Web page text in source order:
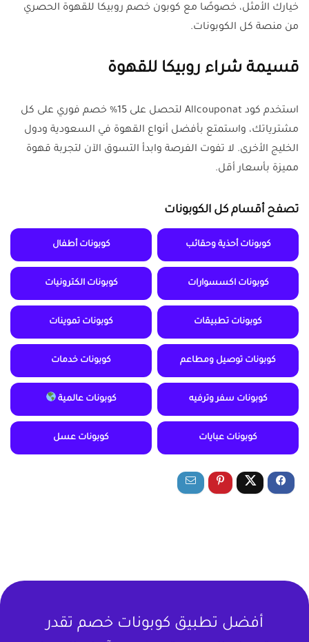
خيارك الأمثل، خصوصًا مع كوبون خصم روبيكا للقهوة الحصري
من منصة كل الكوبونات.
قسيمة شراء روبيكا للقهوة
استخدم كود Allcouponat لتحصل على 15% خصم فوري على كل
مشترياتك، واستمتع بأفضل أنواع القهوة في السعودية ودول
الخليج الأخرى. لا تفوت الفرصة وابدأ التسوق الآن لتجربة قهوة
مميزة بأسعار أقل.
تصفح أقسام كل الكوبونات
كوبونات أحذية وحقائب كوبونات أطفال
كوبونات اكسسوارات كوبونات الكترونيات
كوبونات تطبيقات كوبونات تموينات
كوبونات توصيل ومطاعم كوبونات خدمات
كوبونات سفر وترفيه كوبونات عالمية
كوبونات عبايات كوبونات عسل
أفضل تطبيق كوبونات خصم تقدر